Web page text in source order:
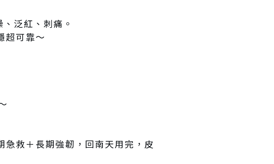
泛紅、刺痛。
超可靠～
救＋長期強韌，回南天用完，皮